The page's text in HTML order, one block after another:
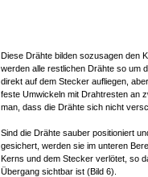
Diese Drähte bilden sozusagen den
werden alle restlichen Drähte so um
direkt auf dem Stecker aufliegen,
feste Umwickeln mit Drahtresten an
man, dass die Drähte sich nicht
Sind die Drähte sauber positioniert
gesichert, werden sie im unteren
Kerns und dem Stecker verlötet, so
Übergang sichtbar ist (Bild 6).